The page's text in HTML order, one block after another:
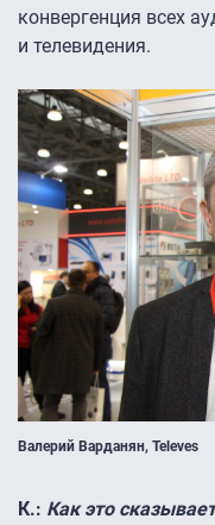
конвергенция всех
и телевидения.
Валерий Варданян, Televes
К.: Как это